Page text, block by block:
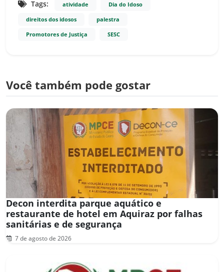
Tags:
atividade Dia do Idoso
direitos dos idosos palestra
Promotores de Justiça SESC
Você também pode gostar
Decon interdita parque aquático e
restaurante de hotel em Aquiraz por falhas
sanitárias e de segurança
7 de agosto de 2026